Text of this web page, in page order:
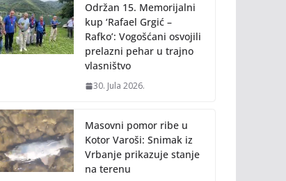
Održan 15. Memorijalni
kup ‘Rafael Grgić –
Rafko’: Vogošćani osvojili
prelazni pehar u trajno
vlasništvo
30. Jula 2026.
Masovni pomor ribe u
Kotor Varoši: Snimak iz
Vrbanje prikazuje stanje
na terenu